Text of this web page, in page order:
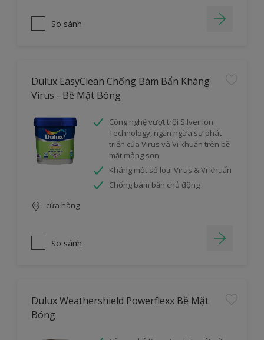
So sánh
Dulux EasyClean Chống Bám Bẩn Kháng
Virus - Bề Mặt Bóng
Công nghệ vượt trội Silver Ion
Technology, ngăn ngừa sự phát
triển của Virus và Vi khuẩn trên bề
mặt màng sơn
Kháng một số loại Virus & Vi khuẩn
Chống bám bẩn chủ động
cửa hàng
So sánh
Dulux Weathershield Powerflexx Bề Mặt
Bóng